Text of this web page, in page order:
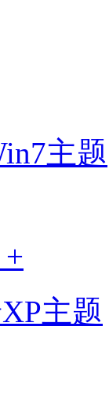
主题
+
主题